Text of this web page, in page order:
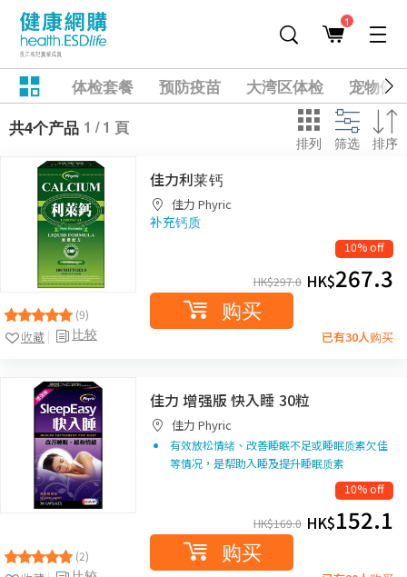
1
体检套餐 预防疫苗 大湾区体检
宠物健
共4个产品 1 / 1 頁
排列 筛选 排序
(9)
比较
收藏
佳力利莱钙
佳力 Phyric
补充钙质
10% off
HK$297.0 HK$267.3
购买
已有30人购买
(2)
佳力 增强版 快入睡 30粒
佳力 Phyric
有效放松情绪、改善睡眠不足或睡眠质素欠佳
等情况，是帮助入睡及提升睡眠质素
10% off
HK$169.0 HK$152.1
购买